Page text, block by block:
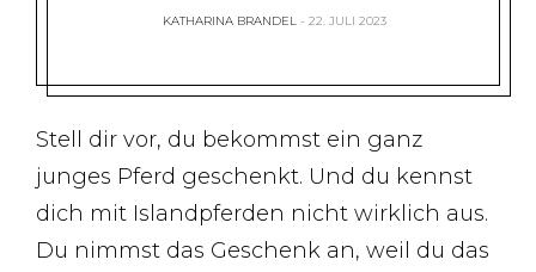
KATHARINA BRANDEL 22. JULI 2023
Stell dir vor, du bekommst ein ganz
junges Pferd geschenkt. Und du kennst
dich mit Islandpferden nicht wirklich aus.
Du nimmst das Geschenk an, weil du das